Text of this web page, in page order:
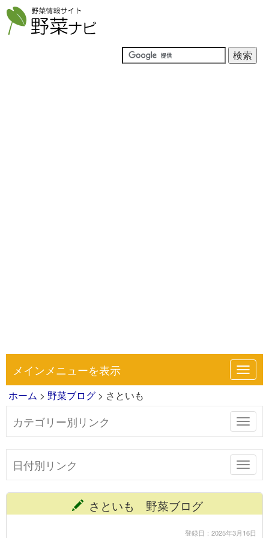
メインメニューを表示
ホーム > 野菜ブログ > さといも
カテゴリー別リンク
日付別リンク
さといも 野菜ブログ
登録日：2025年3月16日